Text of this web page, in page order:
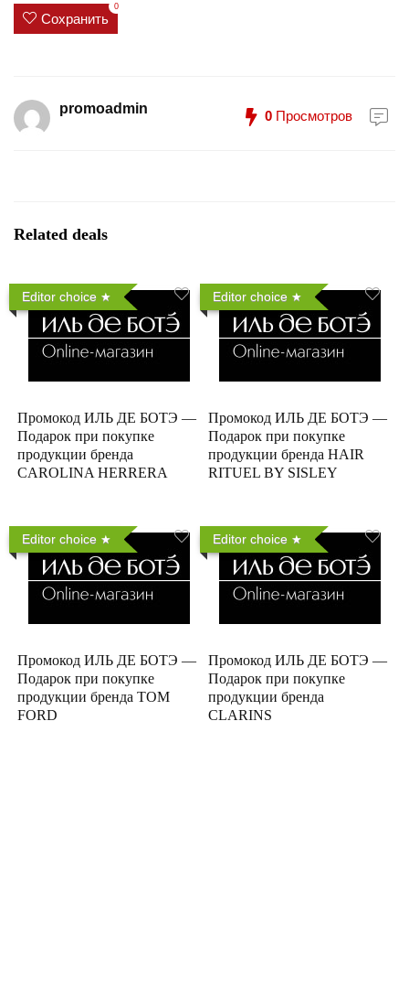
Сохранить
0
promoadmin 0 Просмотров
Related deals
Editor choice
Промокод ИЛЬ ДЕ БОТЭ —
Подарок при покупке
продукции бренда
CAROLINA HERRERA
Editor choice
Промокод ИЛЬ ДЕ БОТЭ —
Подарок при покупке
продукции бренда HAIR
RITUEL BY SISLEY
Editor choice
Промокод ИЛЬ ДЕ БОТЭ —
Подарок при покупке
продукции бренда TOM
FORD
Editor choice
Промокод ИЛЬ ДЕ БОТЭ —
Подарок при покупке
продукции бренда
CLARINS